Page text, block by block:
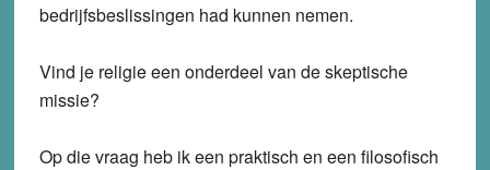
bedrijfsbeslissingen had kunnen nemen.
Vind je religie een onderdeel van de skeptische
missie?
Op die vraag heb ik een praktisch en een filosofisch